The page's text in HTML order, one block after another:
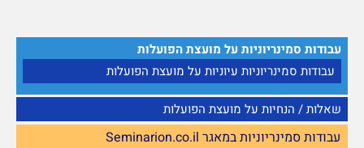
עבודות סמינריוניות על מועצת הפועלות
עבודות סמינריוניות עיוניות על מועצת הפועלות
שאלות / הנחיות על מועצת הפועלות
עבודות סמינריוניות במאגר Seminarion.co.il